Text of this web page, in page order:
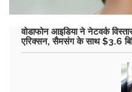
वोडाफोन आइडिया ने नेटवर्क
एरिक्सन, सैमसंग के साथ $3.6